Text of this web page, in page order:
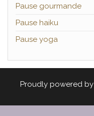
Pause gourmande
Pause haiku
Pause yoga
Proudly powered by